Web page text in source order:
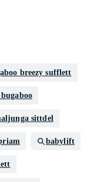
breezy sufflett
sittdel
babylift